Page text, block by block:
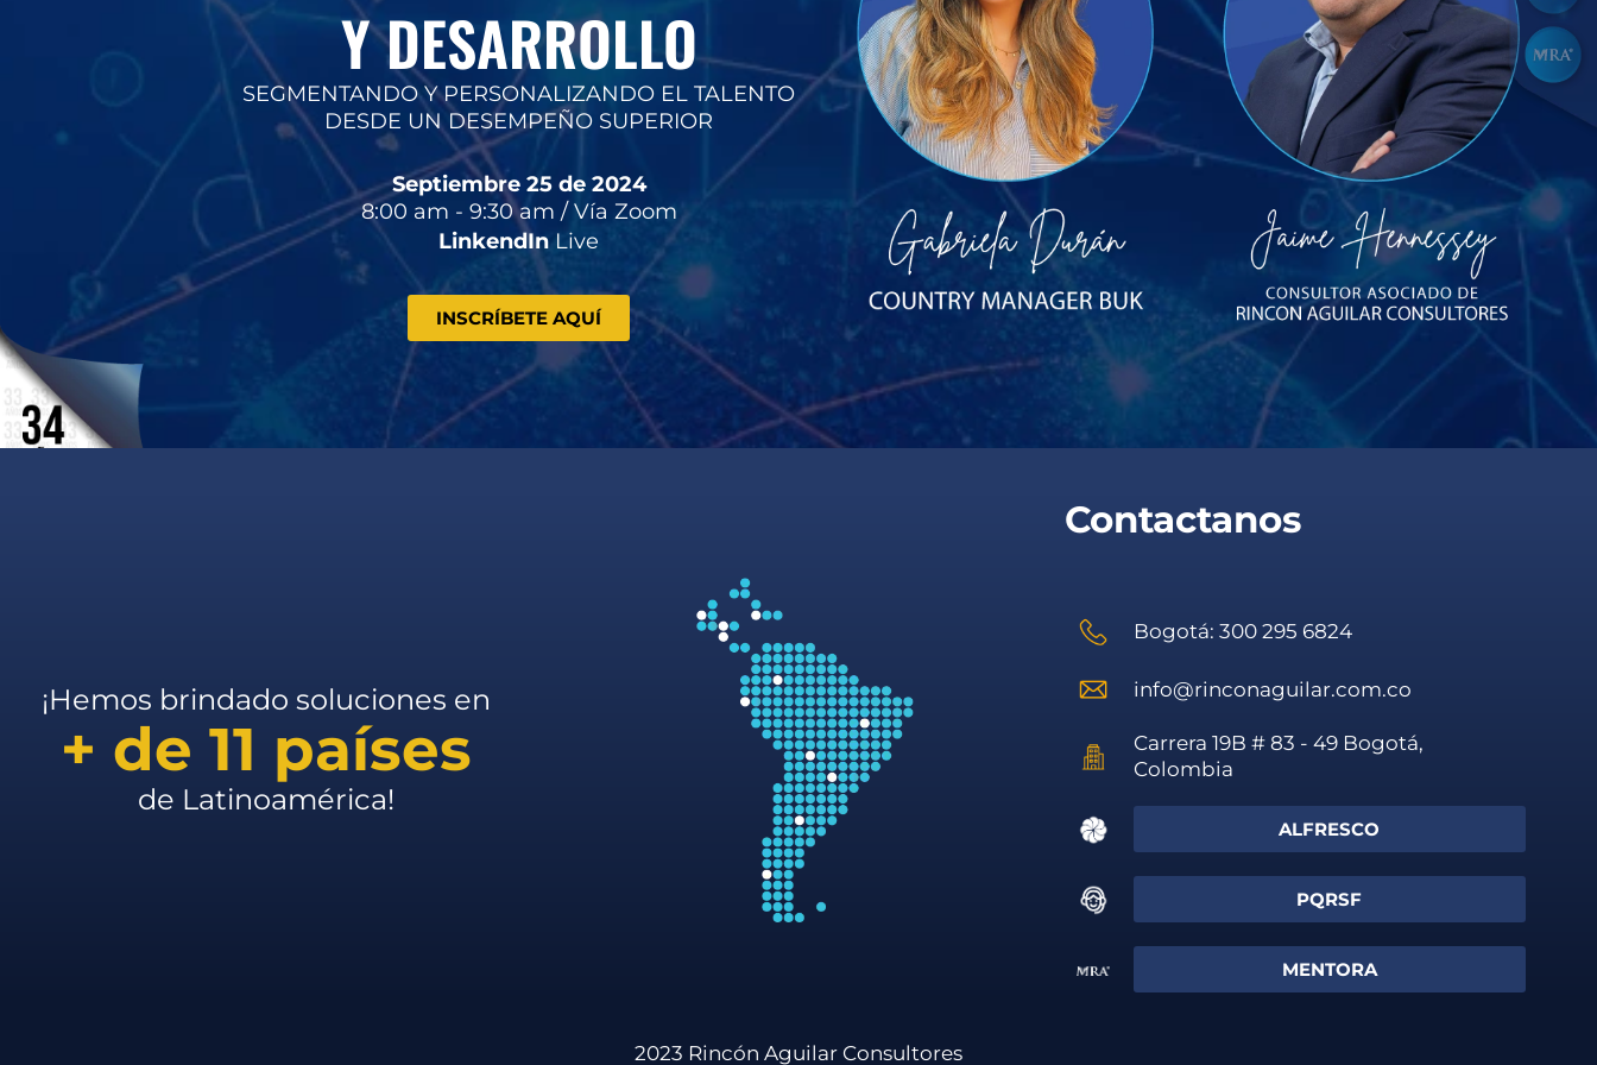
Y DESARROLLO
SEGMENTANDO Y PERSONALIZANDO EL TALENTO
DESDE UN DESEMPEÑO SUPERIOR
Septiembre 25 de 2024
8:00 am - 9:30 am / Vía Zoom
LinkendInLive
INSCRÍBETE AQUÍ
¡Hemos brindado soluciones en
+ de 11 países
de Latinoamérica!
Contactanos
Bogotá: 300 295 6824
info@rinconaguilar.com.co
Carrera 19B # 83 - 49 Bogotá,
Colombia
ALFRESCO
PQRSF
MENTORA
2023 Rincón Aguilar Consultores